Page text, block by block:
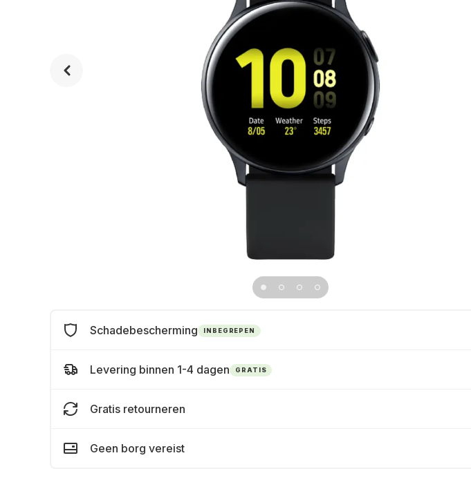
Schadebescherming INBEGREPEN
Levering binnen 1-4 dagen GRATIS
Gratis retourneren
Geen borg vereist